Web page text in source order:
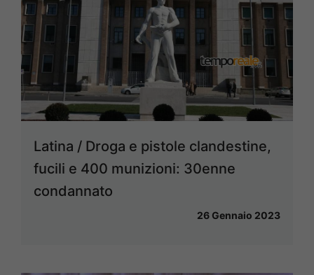
Latina / Droga e pistole clandestine,
fucili e 400 munizioni: 30enne
condannato
26 Gennaio 2023